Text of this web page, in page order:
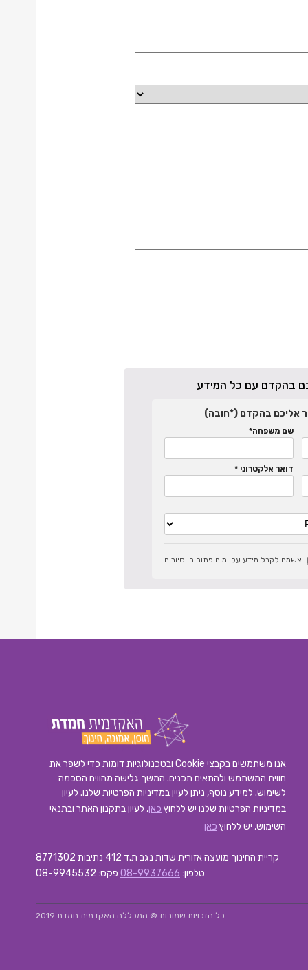
בהקדם עם כל המידע
אליכם בהקדם (*חובה)
שם משפחה*
דואר אלקטרוני *
אשמח לקבל מידע על ימים פתוחים וסיורים
אנו משתמשים בקבצי Cookie ובטכנולוגיות דומות כדי לשפר את
חווית המשתמש ולהתאים תכנים. המשך גלישה מהווים הסכמה
לשימוש. למידע נוסף, ניתן לעיין במדיניות הפרטיות שלנו. לעיון
במדיניות הפרטיות שלנו יש ללחוץ כאן, לעיון בתקנון האתר ובתנאי
השימוש, יש ללחוץ כאן
קריית החינוך מועצה אזורית שדות נגב ת.ד 412 נתיבות 8771302
טלפון: 08-9937666 פקס: 08-9945532
כל הזכויות שמורות © המכללה האקדמית חמדת 2019